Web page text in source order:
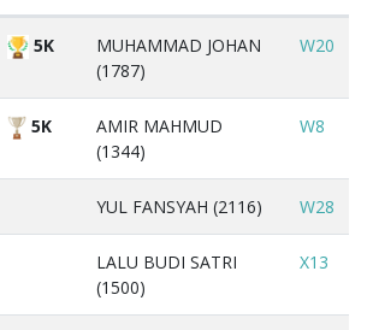
5K
MUHAMMAD JOHAN
(1787)
W20
5K
AMIR MAHMUD
(1344)
W8
YUL FANSYAH (2116) W28
LALU BUDI SATRI
(1500)
X13